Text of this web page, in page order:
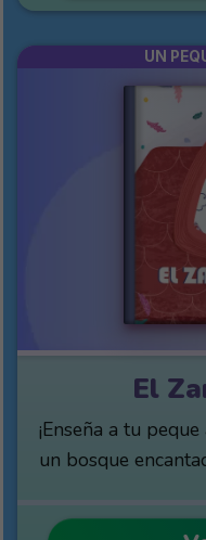
UN
El
¡Enseña a tu
un bosque